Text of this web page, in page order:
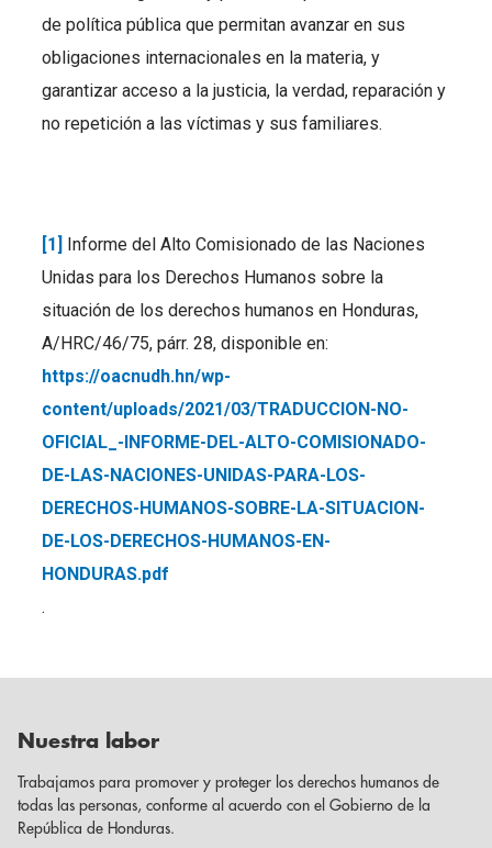
de política pública que permitan avanzar en sus
obligaciones internacionales en la materia, y
garantizar acceso a la justicia, la verdad, reparación y
no repetición a las víctimas y sus familiares.
[1] Informe del Alto Comisionado de las Naciones
Unidas para los Derechos Humanos sobre la
situación de los derechos humanos en Honduras,
A/HRC/46/75, párr. 28, disponible en:
https://oacnudh.hn/wp-
content/uploads/2021/03/TRADUCCION-NO-
OFICIAL_-INFORME-DEL-ALTO-COMISIONADO-
DE-LAS-NACIONES-UNIDAS-PARA-LOS-
DERECHOS-HUMANOS-SOBRE-LA-SITUACION-
DE-LOS-DERECHOS-HUMANOS-EN-
HONDURAS.pdf
.
Nuestra labor
Trabajamos para promover y proteger los derechos humanos de
todas las personas, conforme al acuerdo con el Gobierno de la
República de Honduras.